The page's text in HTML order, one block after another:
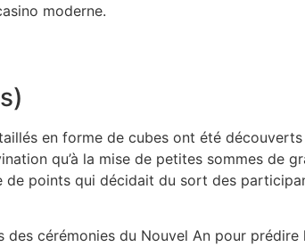
moderne.
en forme de cubes ont été
qu’à la mise de petites sommes de
de points qui décidait du sort des
cérémonies du Nouvel An pour prédire